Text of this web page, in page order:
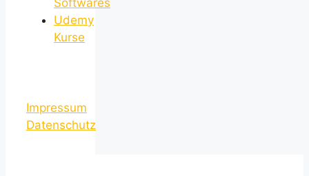
Softwares
Udemy
Kurse
Impressum
Datenschutz